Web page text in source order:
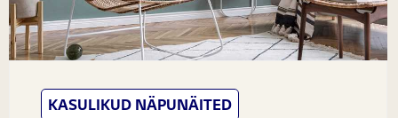
KASULIKUD NÄPUNÄITED